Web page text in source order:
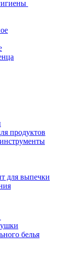
продуктов
для выпечки
белья